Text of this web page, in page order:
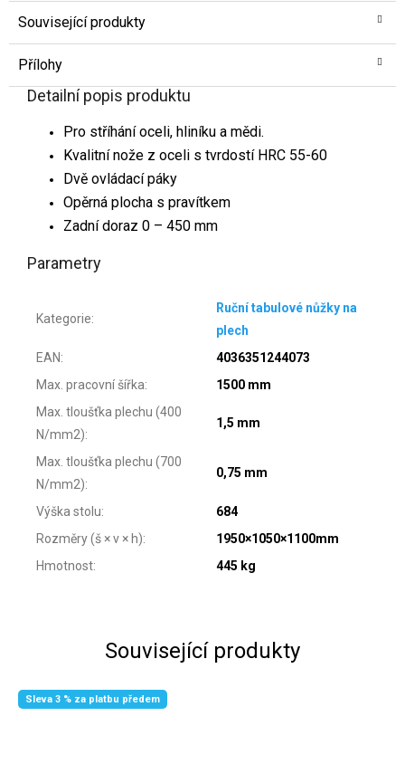
Související produkty
Přílohy
Detailní popis produktu
Pro stříhání oceli, hliníku a mědi.
Kvalitní nože z oceli s tvrdostí HRC 55-60
Dvě ovládací páky
Opěrná plocha s pravítkem
Zadní doraz 0 – 450 mm
Parametry
Kategorie:
Ruční tabulové nůžky na
plech
EAN:
4036351244073
Max. pracovní šířka:
1500 mm
Max. tloušťka plechu (400
N/mm2):
1,5 mm
Max. tloušťka plechu (700
N/mm2):
0,75 mm
Výška stolu:
684
Rozměry (š × v × h):
1950×1050×1100mm
Hmotnost: 445 kg
Související produkty
Sleva 3 % za platbu předem